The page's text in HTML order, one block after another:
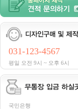
031-123-4567
평일 오전 9시 ~ 오후 6시
국민은행